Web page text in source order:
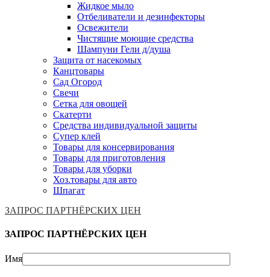
Жидкое мыло
Отбеливатели и дезинфекторы
Освежители
Чистящие моющие средства
Шампуни Гели д/душа
Защита от насекомых
Канцтовары
Сад Огород
Свечи
Сетка для овощей
Скатерти
Средства индивидуальной защиты
Супер клей
Товары для консервирования
Товары для приготовления
Товары для уборки
Хоз.товары для авто
Шпагат
ЗАПРОС ПАРТНЁРСКИХ ЦЕН
ЗАПРОС ПАРТНЁРСКИХ ЦЕН
Имя